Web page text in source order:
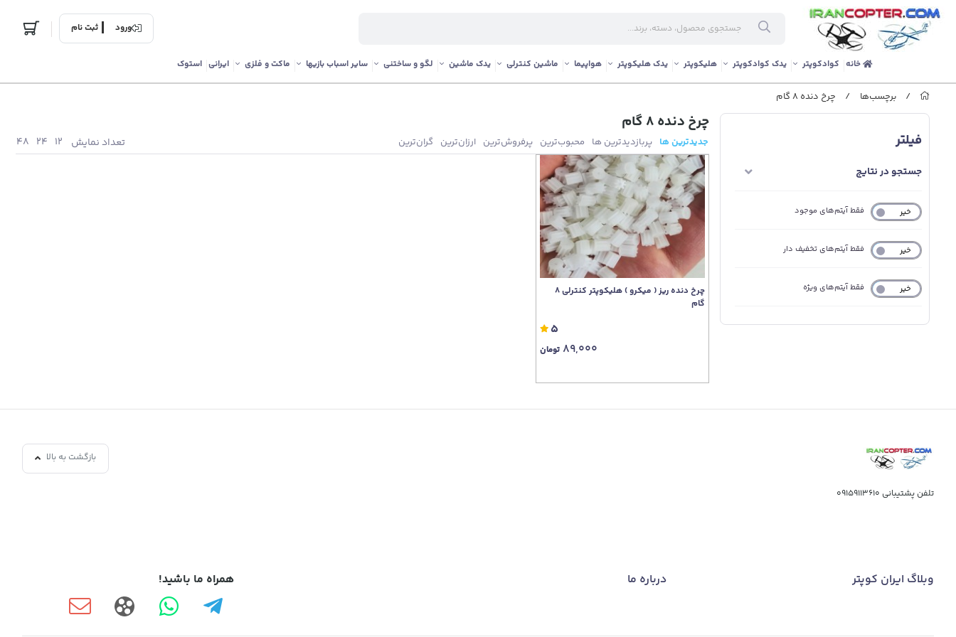
ورود ثبت نام
خانه کوادکوپتر یدک کوادکوپتر هلیکوپتر یدک هلیکوپتر هواپیما ماشین کنترلی یدک ماشین لگو و ساختنی سایر اسباب بازیها ماکت و فلزی ایرانی استوک
/ برچسب‌ها / چرخ دنده 8 گام
فیلتر
جستجو در نتایج
بله خیر فقط آیتم‌های موجود
بله خیر فقط آیتم‌های تخفیف دار
بله خیر فقط آیتم‌های ویژه
چرخ دنده 8 گام
جدیدترین ها پربازدیدترین ها محبوب‌‌ترین پرفروش‌ترین ارزان‌ترین گران‌ترین تعداد نمایش 12
24
48
چرخ دنده ریز ( میکرو ) هلیکوپتر کنترلی 8
گام
5
89,000 تومان
بازگشت به بالا
تلفن پشتیبانی 09159113610
وبلاگ ایران کوپتر درباره ما همراه ما باشید!